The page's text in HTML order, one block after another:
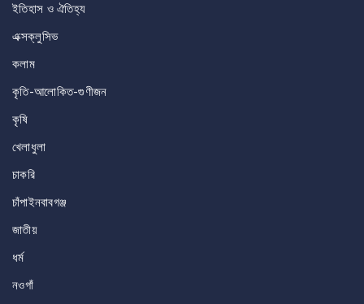
ইতিহাস ও ঐতিহ্য
এক্সক্লুসিভ
কলাম
কৃতি-আলোকিত-গুণীজন
কৃষি
খেলাধুলা
চাকরি
চাঁপাইনবাবগঞ্জ
জাতীয়
ধর্ম
নওগাঁ